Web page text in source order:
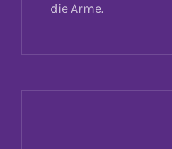
die Arme.